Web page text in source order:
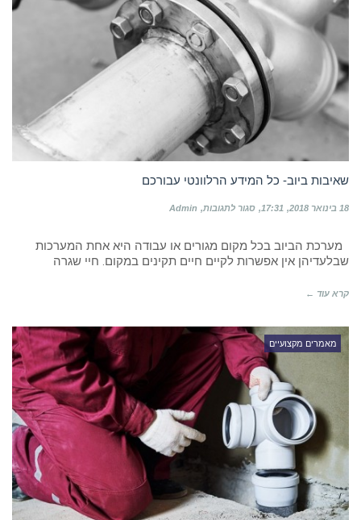
שאיבות ביוב- כל המידע הרלוונטי עבורכם
18 בינואר 2018 17:31 סגור לתגובות על
כל
המידע
Admin
מערכת הביוב בכל מקום מגורים או עבודה היא אחת המערכות
שבלעדיהן אין אפשרות לקיים חיים תקינים במקום. חיי שגרה
קרא עוד ←
מאמרים מקצועיים